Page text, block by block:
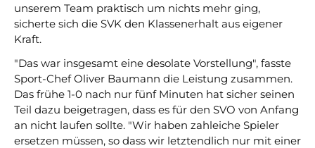
unserem Team praktisch um nichts mehr ging,
sicherte sich die SVK den Klassenerhalt aus eigener
Kraft.
"Das war insgesamt eine desolate Vorstellung", fasste
Sport-Chef Oliver Baumann die Leistung zusammen.
Das frühe 1-0 nach nur fünf Minuten hat sicher seinen
Teil dazu beigetragen, dass es für den SVO von Anfang
an nicht laufen sollte. "Wir haben zahleiche Spieler
ersetzen müssen, so dass wir letztendlich nur mit einer